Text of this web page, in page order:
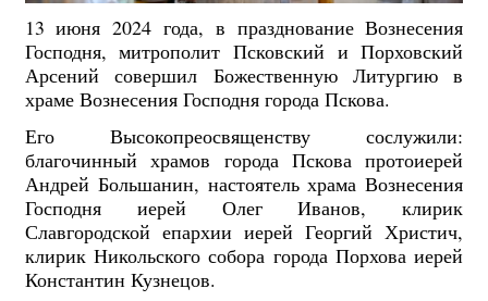
13 июня 2024 года, в празднование Вознесения
Господня, митрополит Псковский и Порховский
Арсений совершил Божественную Литургию в
храме Вознесения Господня города Пскова.
Его Высокопреосвященству сослужили:
благочинный храмов города Пскова протоиерей
Андрей Большанин, настоятель храма Вознесения
Господня иерей Олег Иванов, клирик
Славгородской епархии иерей Георгий Христич,
клирик Никольского собора города Порхова иерей
Константин Кузнецов.